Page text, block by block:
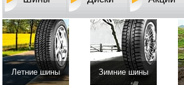
Летние шины Зимние шины